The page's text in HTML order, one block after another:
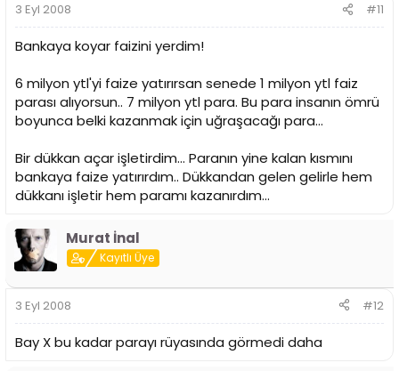
3 Eyl 2008 #11
Bankaya koyar faizini yerdim!
6 milyon ytl'yi faize yatırırsan senede 1 milyon ytl faiz
parası alıyorsun.. 7 milyon ytl para. Bu para insanın ömrü
boyunca belki kazanmak için uğraşacağı para...
Bir dükkan açar işletirdim... Paranın yine kalan kısmını
bankaya faize yatırırdım.. Dükkandan gelen gelirle hem
dükkanı işletir hem paramı kazanırdım...
Murat İnal
Kayıtlı Üye
3 Eyl 2008 #12
Bay X bu kadar parayı rüyasında görmedi daha